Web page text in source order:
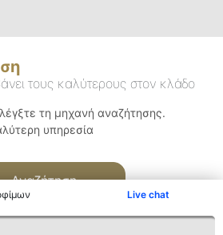
Live chat
τους καλύτερους στον κλάδο
τη μηχανή αναζήτησης.
υπηρεσία
Αναζήτηση